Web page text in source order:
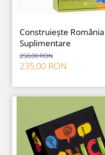
Construiește
Suplimentare
250,00 RON
235,00 RON